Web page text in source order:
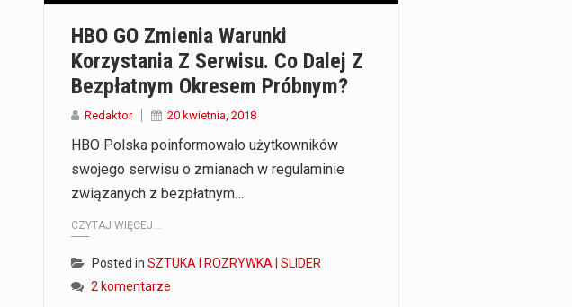
HBO GO Zmienia Warunki
Korzystania Z Serwisu. Co Dalej Z
Bezpłatnym Okresem Próbnym?
Redaktor 20 kwietnia, 2018
HBO Polska poinformowało użytkowników
swojego serwisu o zmianach w regulaminie
związanych z bezpłatnym…
CZYTAJ WIĘCEJ...
Posted in SZTUKA I ROZRYWKA | SLIDER
2 komentarze